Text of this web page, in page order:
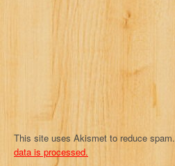
This site uses Akismet to reduce spam.
data is processed.